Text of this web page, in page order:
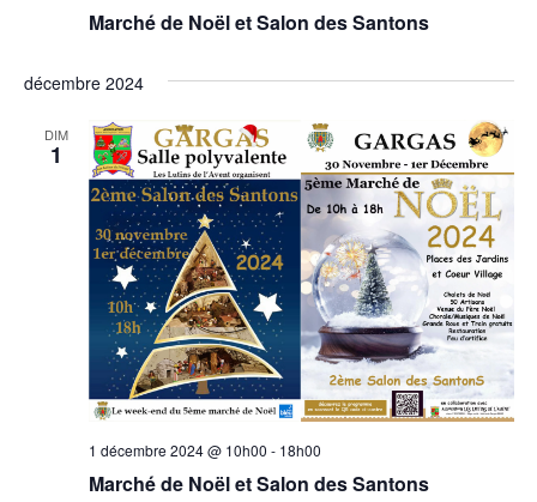
Marché de Noël et Salon des Santons
décembre 2024
DIM
1
Marché de Noël et Salon des Santons
1 décembre 2024 @ 10h00 - 18h00